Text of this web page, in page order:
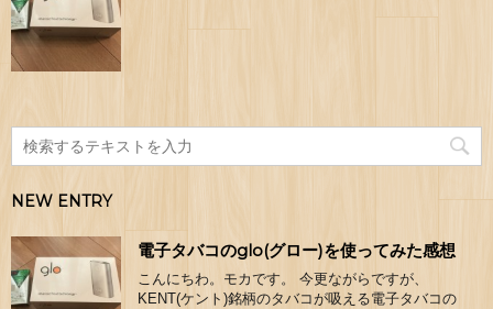
NEW ENTRY
電子タバコのglo(グロー)を使ってみた感想
こんにちわ。モカです。 今更ながらですが、
KENT(ケント)銘柄のタバコが吸える電子タバコの